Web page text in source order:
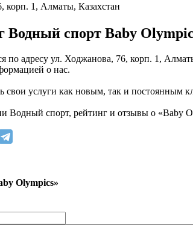
корп. 1, Алматы, Казахстан
Водный спорт Baby
по адресу ул. Ходжанова, 76, корп. 1,
о нас.
свои услуги как новым, так и постоянным
Водный спорт, рейтинг и отзывы о «Baby
Olympics»